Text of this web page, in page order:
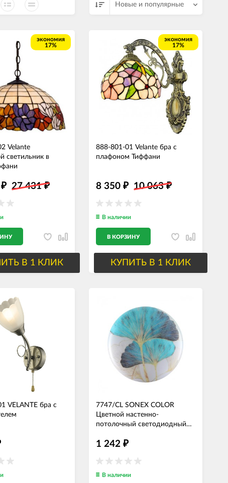
Новые и популярные
экономия
17%
Velante
светильник в
₽ 27 431₽
В 1 КЛИК
экономия
17%
888-801-01 Velante бра с
плафоном Тиффани
8 350 ₽ 10 063₽
В наличии
В КОРЗИНУ
КУПИТЬ В 1 КЛИК
VELANTE бра с
7747/CL SONEX COLOR
Цветной настенно-
потолочный светодиодный
IP43, 4000K, 3350Lm, 33см
1 242 ₽
В наличии